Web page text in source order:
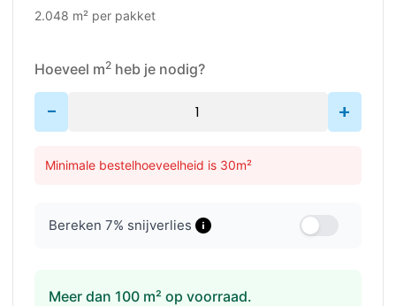
2.048 m² per pakket
Hoeveel m2 heb je nodig?
- +
Minimale bestelhoeveelheid is 30m²
Bereken 7% snijverlies
Meer dan 100 m² op voorraad.